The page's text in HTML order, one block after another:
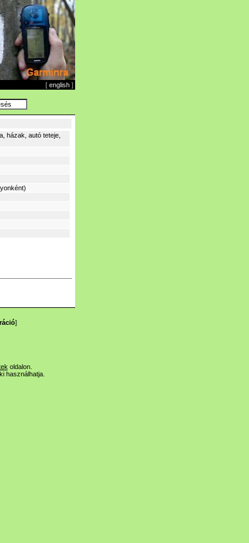
[ english ]
házak, autó teteje,
]
oldalon.
használhatja.